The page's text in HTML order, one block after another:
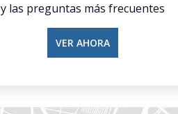
y las preguntas más frecuentes
VER AHORA